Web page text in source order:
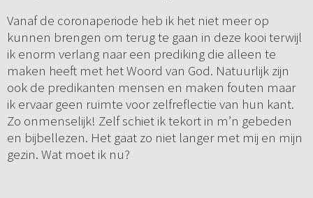
Vanaf de coronaperiode heb ik het niet meer op
kunnen brengen om terug te gaan in deze kooi terwijl
ik enorm verlang naar een prediking die alleen te
maken heeft met het Woord van God. Natuurlijk zijn
ook de predikanten mensen en maken fouten maar
ik ervaar geen ruimte voor zelfreflectie van hun kant.
Zo onmenselijk! Zelf schiet ik tekort in m’n gebeden
en bijbellezen. Het gaat zo niet langer met mij en mijn
gezin. Wat moet ik nu?